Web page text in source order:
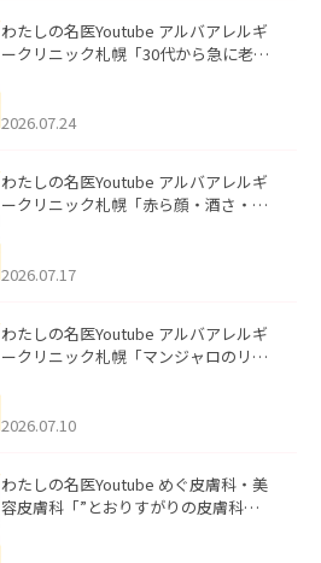
わたしの名医Youtube アルバアレルギ
ークリニック札幌「30代から急に老け
た。
2026.07.24
わたしの名医Youtube アルバアレルギ
ークリニック札幌「赤ら顔・酒さ・ニ
した。
2026.07.17
わたしの名医Youtube アルバアレルギ
ークリニック札幌「マンジャロのリア
た。
2026.07.10
わたしの名医Youtube めぐ皮膚科・美
容皮膚科「”とおりすがりの皮膚科